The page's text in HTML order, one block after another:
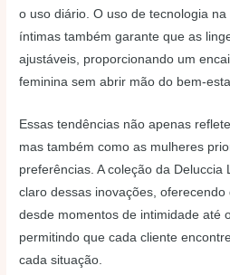
o uso diário. O uso de tecnologia
íntimas também garante que as
ajustáveis, proporcionando um
feminina sem abrir mão do bem-
Essas tendências não apenas
mas também como as mulheres
preferências. A coleção da Deluccia
claro dessas inovações,
desde momentos de intimidade até
permitindo que cada cliente
cada situação.